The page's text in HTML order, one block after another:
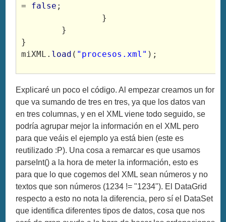
= false ;
		}
	}
}
miXML. load ( "procesos.xml" );
Explicaré un poco el código. Al empezar creamos un for
que va sumando de tres en tres, ya que los datos van
en tres columnas, y en el XML viene todo seguido, se
podría agrupar mejor la información en el XML pero
para que veáis el ejemplo ya está bien (este es
reutilizado :P). Una cosa a remarcar es que usamos
parseInt() a la hora de meter la información, esto es
para que lo que cogemos del XML sean números y no
textos que son números (1234 != "1234"). El DataGrid
respecto a esto no nota la diferencia, pero sí el DataSet
que identifica diferentes tipos de datos, cosa que nos